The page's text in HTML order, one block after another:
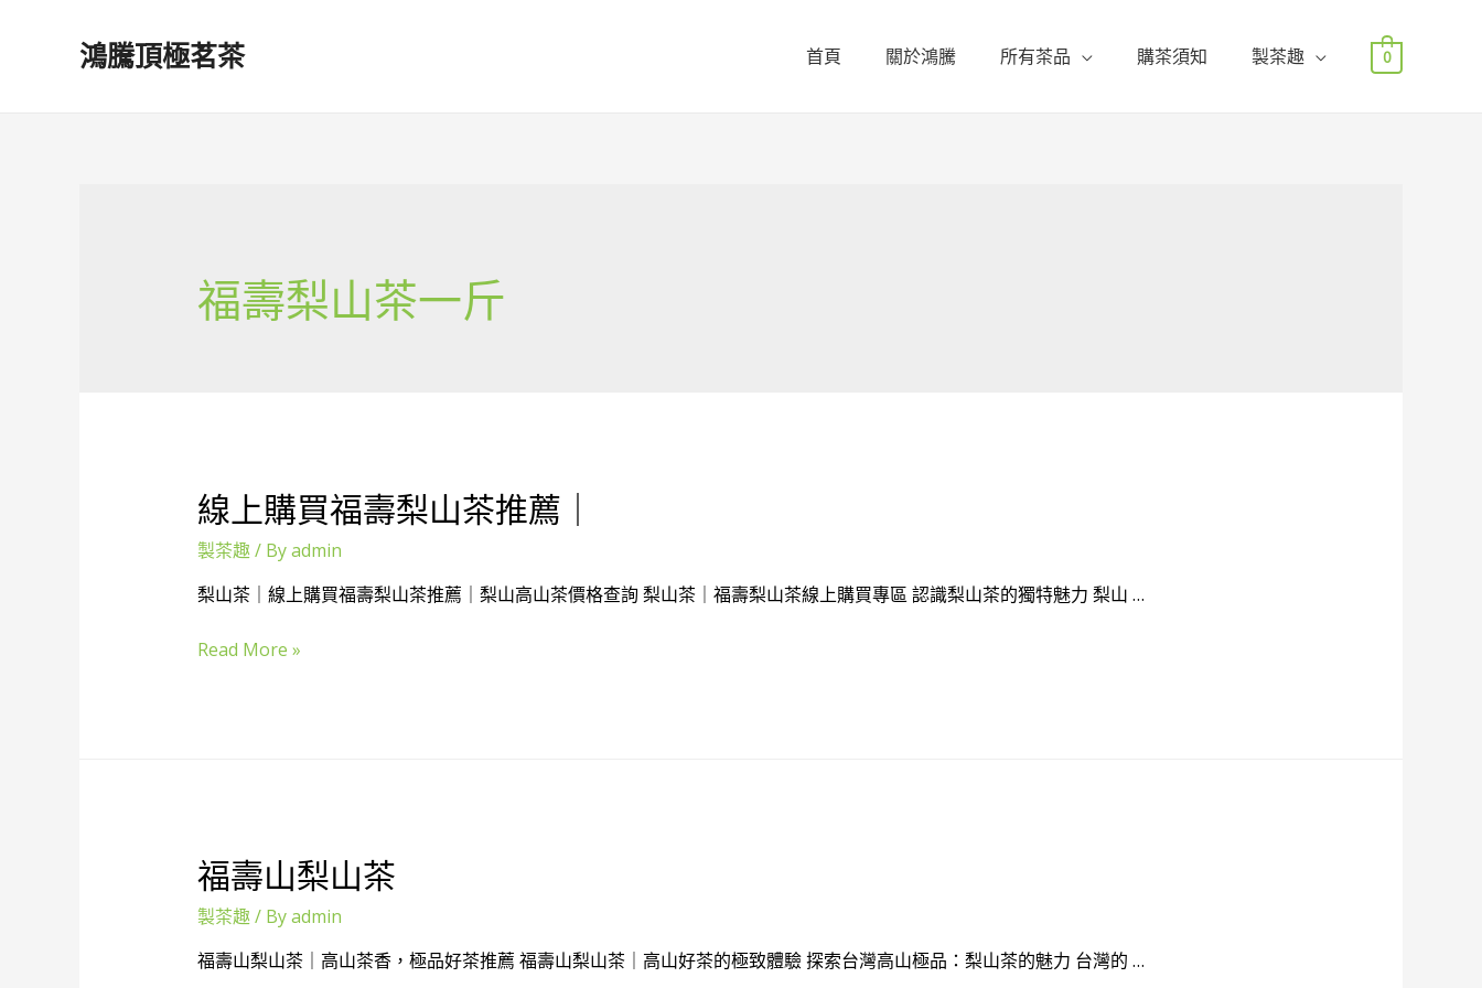
鴻騰頂極茗茶 首頁 關於鴻騰 所有茶品 購茶須知 製茶趣 0
福壽梨山茶一斤
線上購買福壽梨山茶推薦｜
製茶趣/ Byadmin
梨山茶｜線上購買福壽梨山茶推薦｜梨山高山茶價格查詢 梨山茶｜福壽梨山茶線上購買專區 認識梨山茶的獨特魅力 梨山 …
線
茶
推
薦
｜
Read More »
福壽山梨山茶
製茶趣/ Byadmin
福壽山梨山茶｜高山茶香，極品好茶推薦 福壽山梨山茶｜高山好茶的極致體驗 探索台灣高山極品：梨山茶的魅力 台灣的 …